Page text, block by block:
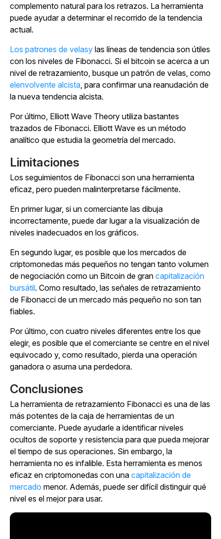
complemento natural para los retrazos. La herramienta
puede ayudar a determinar el recorrido de la tendencia
actual.
Los patrones de velasy las líneas de tendencia son útiles
con los niveles de Fibonacci. Si el bitcoin se acerca a un
nivel de retrazamiento, busque un patrón de velas, como
elenvolvente alcista , para confirmar una reanudación de
la nueva tendencia alcista.
Por último, Elliott Wave Theory utiliza bastantes
trazados de Fibonacci. Elliott Wave es un método
analítico que estudia la geometría del mercado.
Limitaciones
Los seguimientos de Fibonacci son una herramienta
eficaz, pero pueden malinterpretarse fácilmente.
En primer lugar, si un comerciante las dibuja
incorrectamente, puede dar lugar a la visualización de
niveles inadecuados en los gráficos.
En segundo lugar, es posible que los mercados de
criptomonedas más pequeños no tengan tanto volumen
de negociación como un Bitcoin de gran capitalización
bursátil. Como resultado, las señales de retrazamiento
de Fibonacci de un mercado más pequeño no son tan
fiables.
Por último, con cuatro niveles diferentes entre los que
elegir, es posible que el comerciante se centre en el nivel
equivocado y, como resultado, pierda una operación
ganadora o asuma una perdedora.
Conclusiones
La herramienta de retrazamiento Fibonacci es una de las
más potentes de la caja de herramientas de un
comerciante. Puede ayudarle a identificar niveles
ocultos de soporte y resistencia para que pueda mejorar
el tiempo de sus operaciones. Sin embargo, la
herramienta no es infalible. Esta herramienta es menos
eficaz en criptomonedas con una capitalización de
mercado menor. Además, puede ser difícil distinguir qué
nivel es el mejor para usar.